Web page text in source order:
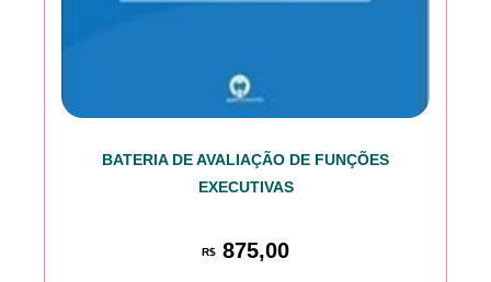
BATERIA DE AVALIAÇÃO DE FUNÇÕES
EXECUTIVAS
R$ 875,00